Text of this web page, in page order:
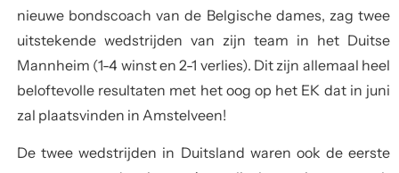
nieuwe bondscoachvan de Belgische dames, zagtwee
uitstekende wedstrijden van zijn team in het Duitse
Mannheim (1-4 winst en 2-1 verlies). Dit zijn allemaal heel
beloftevolle resultaten met het oog op het EK dat in juni
zal plaatsvinden in Amstelveen!
De twee wedstrijden in Duitsland waren ook de eerste